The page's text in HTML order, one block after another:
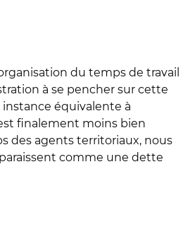
du temps de travail
à se pencher sur cette
équivalente à
finalement moins bien
des agents territoriaux, nous
comme une dette